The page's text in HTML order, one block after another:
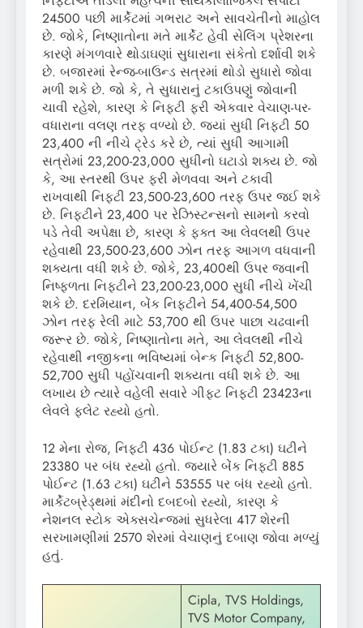
24500 પછી માર્કેટમાં ગભરાટ અને સાવચેતીનો માહોલ
છે. જોકે, નિષ્ણાતોના મતે માર્કેટ હેવી સેલિંગ પ્રેશરના
કારણે મંગળવારે થોડાઘણાં સુધારાના સંકેતો દર્શાવી શકે
છે. બજારમાં રેન્જ-બાઉન્ડ સત્રમાં થોડો સુધારો જોવા
મળી શકે છે. જો કે, તે સુધારાનું ટકાઉપણું જોવાની
ચાવી રહેશે, કારણ કે નિફ્ટી ફરી એકવાર વેચાણ-પર-
વધારાના વલણ તરફ વળ્યો છે. જ્યાં સુધી નિફ્ટી 50
23,400 ની નીચે ટ્રેડ કરે છે, ત્યાં સુધી આગામી
સત્રોમાં 23,200-23,000 સુધીનો ઘટાડો શક્ય છે. જો
કે, આ સ્તરથી ઉપર ફરી મેળવવા અને ટકાવી
રાખવાથી નિફ્ટી 23,500-23,600 તરફ ઉપર જઈ શકે
છે. નિફ્ટીને 23,400 પર રેઝિસ્ટન્સનો સામનો કરવો
પડે તેવી અપેક્ષા છે, કારણ કે ફક્ત આ લેવલથી ઉપર
રહેવાથી 23,500-23,600 ઝોન તરફ આગળ વધવાની
શક્યતા વધી શકે છે. જોકે, 23,400થી ઉપર જવાની
નિષ્ફળતા નિફ્ટીને 23,200-23,000 સુધી નીચે ખેંચી
શકે છે. દરમિયાન, બેંક નિફ્ટીને 54,400-54,500
ઝોન તરફ રેલી માટે 53,700 થી ઉપર પાછા ચઢવાની
જરૂર છે. જોકે, નિષ્ણાતોના મતે, આ લેવલથી નીચે
રહેવાથી નજીકના ભવિષ્યમાં બેન્ક નિફ્ટી 52,800-
52,700 સુધી પહોંચવાની શક્યતા વધી શકે છે. આ
લખાય છે ત્યારે વહેલી સવારે ગીફ્ટ નિફ્ટી 23423ના
લેવલે ફ્લેટ રહ્યો હતો.
12 મેના રોજ, નિફ્ટી 436 પોઈન્ટ (1.83 ટકા) ઘટીને
23380 પર બંધ રહ્યો હતો. જ્યારે બેંક નિફ્ટી 885
પોઈન્ટ (1.63 ટકા) ઘટીને 53555 પર બંધ રહ્યો હતો.
માર્કેટબ્રેડ્થમાં મંદીનો દબદબો રહ્યો, કારણ કે
નેશનલ સ્ટોક એક્સચેન્જમાં સુધરેલા 417 શેરની
સરખામણીમાં 2570 શેરમાં વેચાણનું દબાણ જોવા મળ્યું
હતું.
Cipla, TVS Holdings,
TVS Motor Company,